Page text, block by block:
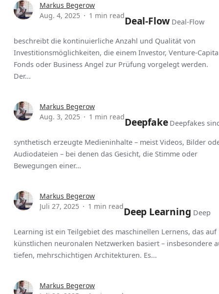
Markus Begerow
Aug. 4, 2025
1 min readDeal-Flow Deal-Flow
beschreibt die kontinuierliche Anzahl und Qualität von
Investitionsmöglichkeiten, die einem Investor, Venture-
Fonds oder Business Angel zur Prüfung vorgelegt werden.
Der...
Markus Begerow
Aug. 3, 2025
1 min readDeepfake Deepfakes
synthetisch erzeugte Medieninhalte – meist Videos, Bilder
Audiodateien – bei denen das Gesicht, die Stimme oder
Bewegungen einer...
Markus Begerow
Juli 27, 2025
1 min readDeep Learning Deep
Learning ist ein Teilgebiet des maschinellen Lernens, das auf
künstlichen neuronalen Netzwerken basiert – insbesondere
tiefen, mehrschichtigen Architekturen. Es...
Markus Begerow